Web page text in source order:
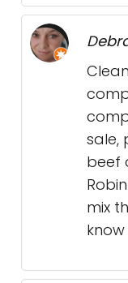
sale,
beef
mix